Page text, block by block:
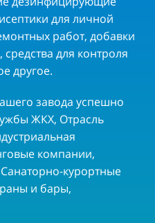
для личной
работ, добавки
для контроля
другое.
завода успешно
ЖКХ, Отрасль
компании,
курортные
и бары,